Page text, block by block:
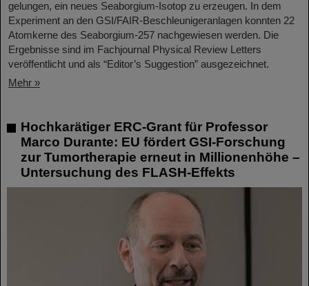
gelungen, ein neues Seaborgium-Isotop zu erzeugen. In dem
Experiment an den GSI/FAIR-Beschleunigeranlagen konnten 22
Atomkerne des Seaborgium-257 nachgewiesen werden. Die
Ergebnisse sind im Fachjournal Physical Review Letters
veröffentlicht und als “Editor’s Suggestion” ausgezeichnet.
Mehr »
Hochkarätiger ERC-Grant für Professor
Marco Durante: EU fördert GSI-Forschung
zur Tumortherapie erneut in Millionenhöhe –
Untersuchung des FLASH-Effekts